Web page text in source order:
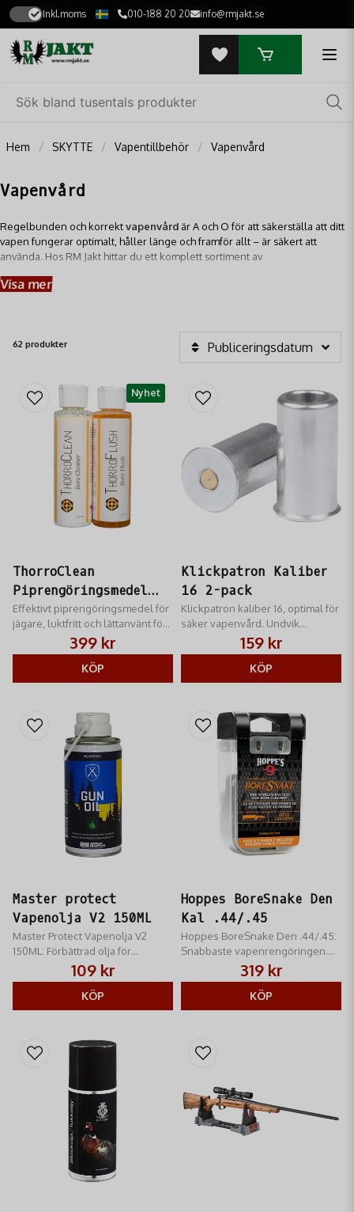
Inkl.moms 010-188 20 20 info@rmjakt.se
Hem SKYTTE Vapentillbehör Vapenvård
Vapenvård
Regelbunden och korrektvapenvård är A och O för att säkerställa att ditt
vapen fungerar optimalt, håller länge och framför allt – är säkert att
använda. Hos RM Jakt hittar du ett komplett sortiment av
livslängden på ditt vapen, oavsett om det är ett
Visa mer
62 produkter Publiceringsdatum
ThorroClean
Piprengöringsmedel
118 ml
Effektivt piprengöringsmedel för
jägare, luktfritt och lättanvänt för
både koppar- och krutrester.
399 kr
KÖP
Nyhet
Klickpatron Kaliber
16 2-pack
Klickpatron kaliber 16, optimal för
säker vapenvård. Undvik
torrklickning och förläng
livslängden på ditt vapen.
159 kr
KÖP
Master protect
Vapenolja V2 150ML
Master Protect Vapenolja V2
150ML: Förbättrad olja för
rengöring och smörjning. Ger
rostskydd, fri från PTFE. Optimal
109 kr
KÖP
Hoppes BoreSnake Den
Kal .44/.45
Hoppes BoreSnake Den .44/.45:
Snabbaste vapenrengöringen.
Rengör i 3 steg (borste, torka,
polera) med ett drag. Kal .44 &
319 kr
KÖP